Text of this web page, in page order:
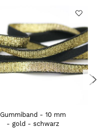
Gummiband - 10 mm
- gold - schwarz